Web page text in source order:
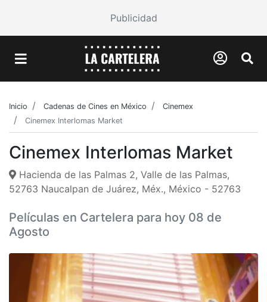
Publicidad
Inicio Cadenas de Cines en México
Cinemex
Cinemex Interlomas Market
Cinemex Interlomas Market
Hacienda de las Palmas 2, Valle de las Palmas,
52763 Naucalpan de Juárez, Méx., México - 52763
Películas en Cartelera para hoy 08 de
Agosto